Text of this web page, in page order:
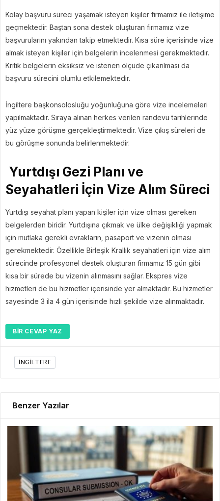
Kolay başvuru süreci yaşamak isteyen kişiler firmamız ile iletişime
geçmektedir. Baştan sona destek oluşturan firmamız vize
başvurularını yakından takip etmektedir. Kısa süre içerisinde vize
almak isteyen kişiler için belgelerin incelenmesi gerekmektedir.
Kritik belgelerin eksiksiz ve istenen ölçüde çıkarılması da
başvuru sürecini olumlu etkilemektedir.
İngiltere başkonsolosluğu yoğunluğuna göre vize incelemeleri
yapılmaktadır. Sıraya alınan herkes verilen randevu tarihlerinde
yüz yüze görüşme gerçekleştirmektedir. Vize çıkış süreleri de
bu görüşme sonunda belirlenmektedir.
Yurtdışı Gezi Planı ve
Seyahatleri İçin Vize Alım Süreci
Yurtdışı seyahat planı yapan kişiler için vize olması gereken
belgelerden biridir. Yurtdışına çıkmak ve ülke değişikliği yapmak
için mutlaka gerekli evrakların, pasaport ve vizenin olması
gerekmektedir. Özellikle Birleşik Krallık seyahatleri için vize alım
sürecinde profesyonel destek oluşturan firmamız 15 gün gibi
kısa bir sürede bu vizenin alınmasını sağlar. Ekspres vize
hizmetleri de bu hizmetler içerisinde yer almaktadır. Bu hizmetler
sayesinde 3 ila 4 gün içerisinde hızlı şekilde vize alınmaktadır.
BIR CEVAP YAZ
INGILTERE
Benzer Yazılar